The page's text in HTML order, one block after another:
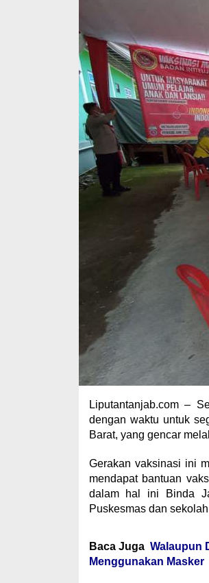
Liputantanjab.com –
dengan waktu untuk
Barat, yang gencar
Gerakan vaksinasi ini
mendapat bantuan
dalam hal ini Binda
Puskesmas dan
Baca Juga Walaupun
Menggunakan Masker